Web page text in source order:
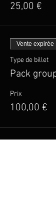
25,00 €
Vente expirée
Type de billet
Pack
Prix
100,00 €